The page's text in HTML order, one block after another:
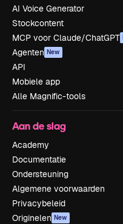
AI Voice Generator
Stockcontent
MCP voor Claude/ChatGPT
Agenten New
API
Mobiele app
Alle Magnific-tools
Aan de slag
Academy
Documentatie
Ondersteuning
Algemene voorwaarden
Privacybeleid
Originelen New